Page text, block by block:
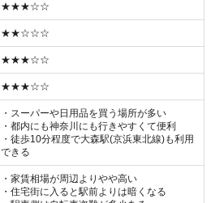
★★★☆☆
★★☆☆☆
★★★☆☆
★★★☆☆
・スーパーや日用品を買う場所が多い
・都内にも神奈川にも行きやすくて便利
・徒歩10分程度で大森駅(京浜東北線)も利用
できる
・家賃相場が周辺よりやや高い
・住宅街に入ると駅前よりは暗くなる